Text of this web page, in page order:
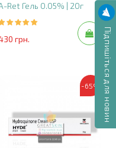
Підпишіться для новин
Ret Гель 0.05% | 20г
грн.
-65%